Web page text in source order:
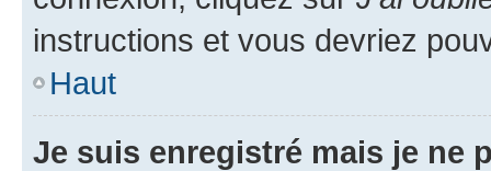
instructions et vous devriez
Haut
Je suis enregistré mais je ne